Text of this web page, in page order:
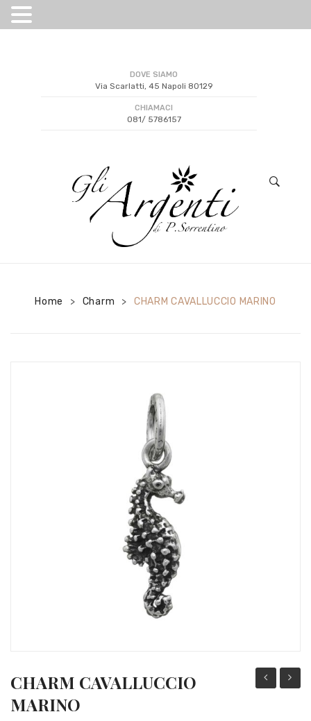
DOVE SIAMO
Via Scarlatti, 45 Napoli 80129
CHIAMACI
081/ 5786157
Home > Charm > CHARM CAVALLUCCIO MARINO
CHARM CAVALLUCCIO
MARINO